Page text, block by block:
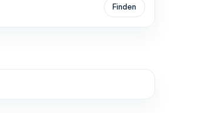
Finden